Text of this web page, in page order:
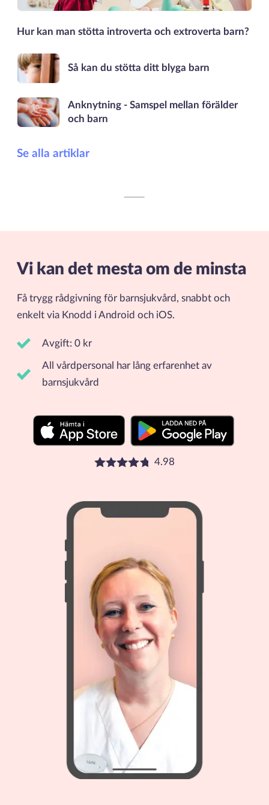
Hur kan man stötta introverta och extroverta barn?
Så kan du stötta ditt blyga barn
Anknytning - Samspel mellan förälder
och barn
Se alla artiklar
Vi kan det mesta om de minsta
Få trygg rådgivning för barnsjukvård, snabbt och
enkelt via Knodd i Android och iOS.
Avgift: 0 kr
All vårdpersonal har lång erfarenhet av
barnsjukvård
Betyg: 4.98 stjärnor 4.98